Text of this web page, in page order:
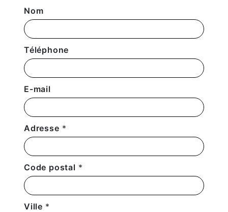
Nom
Téléphone
E-mail
Adresse *
Code postal *
Ville *